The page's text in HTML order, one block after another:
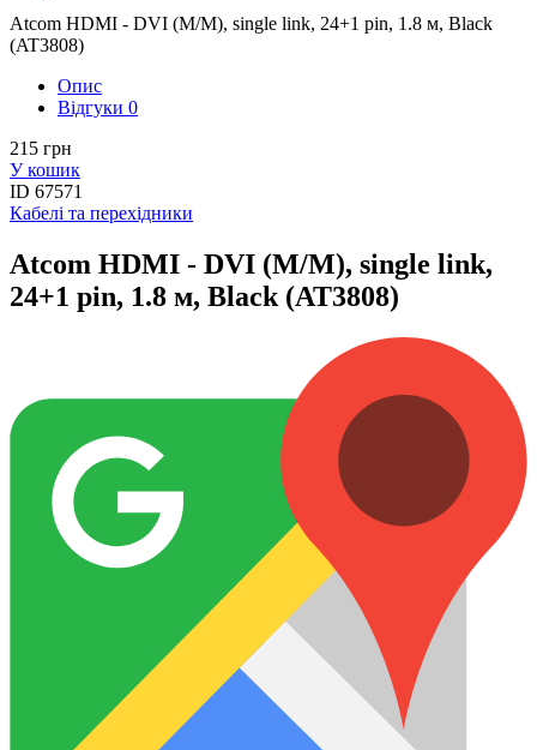
Atcom HDMI - DVI (M/M), single link, 24+1 pin, 1.8 м, Black
(AT3808)
Опис
Вiдгуки 0
215 грн
У кошик
ID 67571
Кабелі та перехідники
Atcom HDMI - DVI (M/M), single link,
24+1 pin, 1.8 м, Black (AT3808)